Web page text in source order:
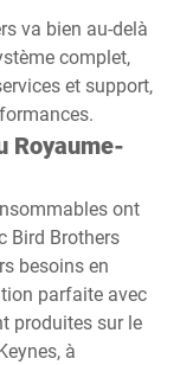
va bien au-delà
complet,
et support,
Royaume-
ont
Bird Brothers
besoins en
parfaite avec
produites sur le
à